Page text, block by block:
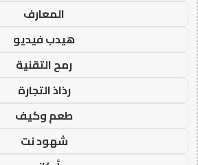
المعارف
هيدب فيديو
رمح التقنية
رذاذ التجارة
طعم وكيف
شهود نت